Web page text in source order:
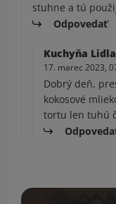
stuhne a tú
Odpovedať
Kuchyňa Lidla
17. marec 2023,
Dobrý deň,
kokosové
tortu len tuhú